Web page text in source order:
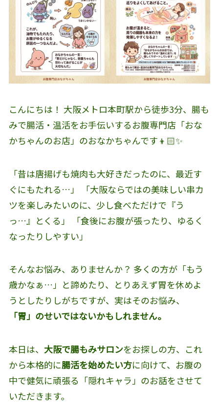
こんにちは！ 大阪メトロ本町駅から徒歩3分、腸も
みで腸活・温活をお手伝いするお腹専門店「おな
かちゃんのお店」のおなかちゃんです👦🏻✨
「昔は唐揚げも焼肉も大好きだったのに、最近す
ぐにもたれる…」 「大阪ならではの美味しい串カ
ツを楽しみたいのに、少し食べただけで『う
っ…』とくる」 「食後にお腹が張ったり、ゆるく
なったりしやすい」
そんなお悩み、ありませんか？ 多くの方が「もう
歳かなぁ…」と諦めたり、とりあえず胃を休めよ
うとしたりしがちですが、実はそのお悩み、
「胃」のせいではないかもしれません。
本日は、 大阪で腸もみサロンをお探しの方、これ
から本格的に腸活を始めたい方に向けて、お腹の
中で健気に頑張る「隠れキャラ」のお話をさせて
いただきます。